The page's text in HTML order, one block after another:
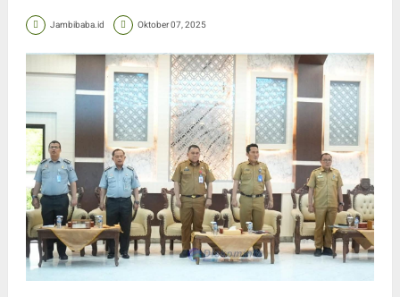
Jambibaba.id Oktober 07, 2025